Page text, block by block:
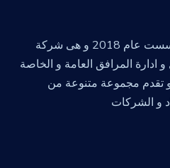
الموثقون للصيانة و النظافة تاسست عام 2018 و هى شركة
المرافق العامة و الخاصة
و تقدم مجموعة متنوعة من
و الشركات